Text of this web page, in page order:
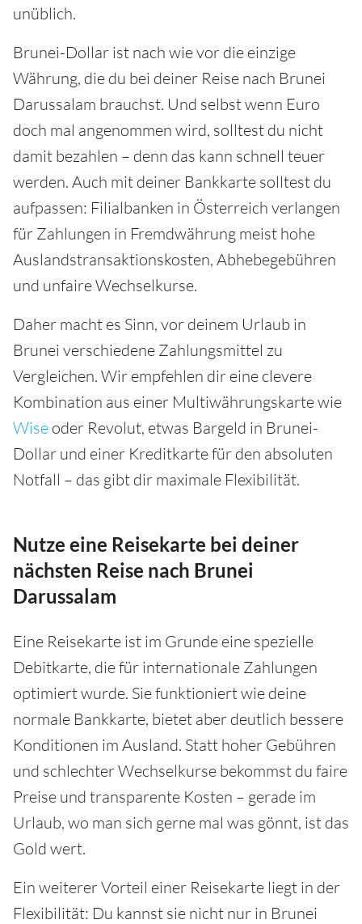
unüblich.
Brunei-Dollar ist nach wie vor die einzige
Währung, die du bei deiner Reise nach Brunei
Darussalam brauchst. Und selbst wenn Euro
doch mal angenommen wird, solltest du nicht
damit bezahlen – denn das kann schnell teuer
werden. Auch mit deiner Bankkarte solltest du
aufpassen: Filialbanken in Österreich verlangen
für Zahlungen in Fremdwährung meist hohe
Auslandstransaktionskosten, Abhebegebühren
und unfaire Wechselkurse.
Daher macht es Sinn, vor deinem Urlaub in
Brunei verschiedene Zahlungsmittel zu
Vergleichen. Wir empfehlen dir eine clevere
Kombination aus einer Multiwährungskarte wie
Wise oder Revolut, etwas Bargeld in Brunei-
Dollar und einer Kreditkarte für den absoluten
Notfall – das gibt dir maximale Flexibilität.
Nutze eine Reisekarte bei deiner
nächsten Reise nach Brunei
Darussalam
Eine Reisekarte ist im Grunde eine spezielle
Debitkarte, die für internationale Zahlungen
optimiert wurde. Sie funktioniert wie deine
normale Bankkarte, bietet aber deutlich bessere
Konditionen im Ausland. Statt hoher Gebühren
und schlechter Wechselkurse bekommst du faire
Preise und transparente Kosten – gerade im
Urlaub, wo man sich gerne mal was gönnt, ist das
Gold wert.
Ein weiterer Vorteil einer Reisekarte liegt in der
Flexibilität: Du kannst sie nicht nur in Brunei